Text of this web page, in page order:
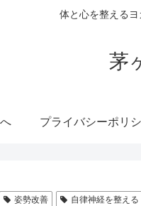
体と心を整える
茅
プライバシーポリ
姿勢改善 自律神経を整える